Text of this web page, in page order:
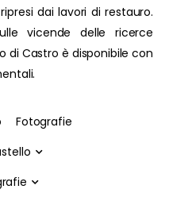
dai lavori di restauro.
vicende delle ricerce
di Castro è disponibile con
Fotografie